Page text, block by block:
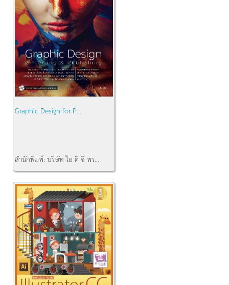
Graphic Desigh for P...
สำนักพิมพ์:บริษัท ไอ ดี ซี พร...
คงเหลือ:1